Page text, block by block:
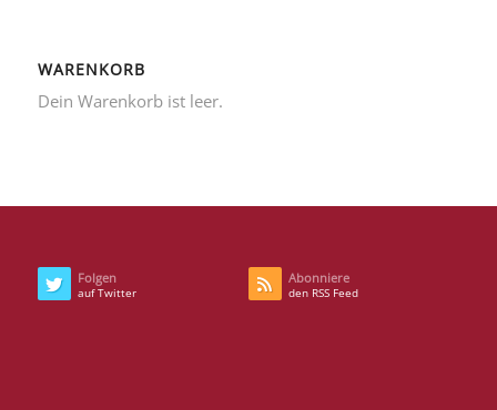
WARENKORB
Dein Warenkorb ist leer.
Folgen
auf Twitter
Abonniere
den RSS Feed